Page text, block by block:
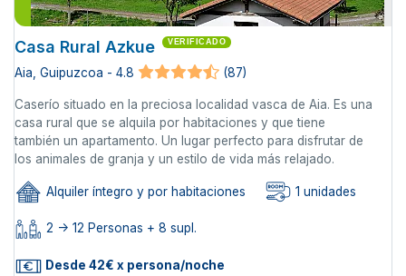
Casa Rural Azkue VERIFICADO
Aia, Guipuzcoa - 4.8 (87)
Caserío situado en la preciosa localidad vasca de Aia. Es una
casa rural que se alquila por habitaciones y que tiene
también un apartamento. Un lugar perfecto para disfrutar de
los animales de granja y un estilo de vida más relajado.
Alquiler íntegro y por habitaciones 1 unidades
2 -> 12 Personas + 8 supl.
Desde 42€ x persona/noche